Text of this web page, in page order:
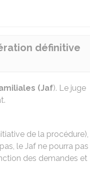
définitive
(Jaf). Le juge
de la procédure),
le Jaf ne pourra pas
des demandes et